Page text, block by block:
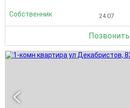
Собственник 24.07
Позвонить